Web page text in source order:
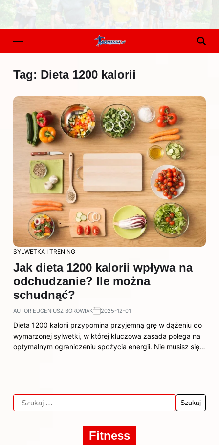
Tag: Dieta 1200 kalorii
SYLWETKA I TRENING
Jak dieta 1200 kalorii wpływa na
odchudzanie? Ile można
schudnąć?
AUTOR:EUGENIUSZ BOROWIAK 2025-12-01
Dieta 1200 kalorii przypomina przyjemną grę w dążeniu do
wymarzonej sylwetki, w której kluczowa zasada polega na
optymalnym ograniczeniu spożycia energii. Nie musisz się…
Fitness